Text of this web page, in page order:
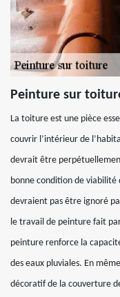
Peinture sur
La toiture est une pièce
couvrir l’intérieur de
devrait être
bonne condition de viabilité
devraient pas être ignoré
le travail de peinture fait
peinture renforce la
des eaux pluviales. En
décoratif de la couverture